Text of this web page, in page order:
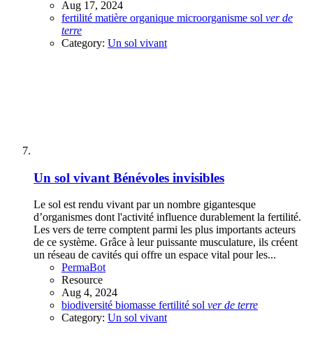
Aug 17, 2024
fertilité matière organique microorganisme sol ver de
terre
Category: Un sol vivant
Un sol vivant Bénévoles invisibles
Le sol est rendu vivant par un nombre gigantesque
d’organismes dont l'activité influence durablement la fertilité.
Les vers de terre comptent parmi les plus importants acteurs
de ce système. Grâce à leur puissante musculature, ils créent
un réseau de cavités qui offre un espace vital pour les...
PermaBot
Resource
Aug 4, 2024
biodiversité biomasse fertilité sol ver de terre
Category: Un sol vivant